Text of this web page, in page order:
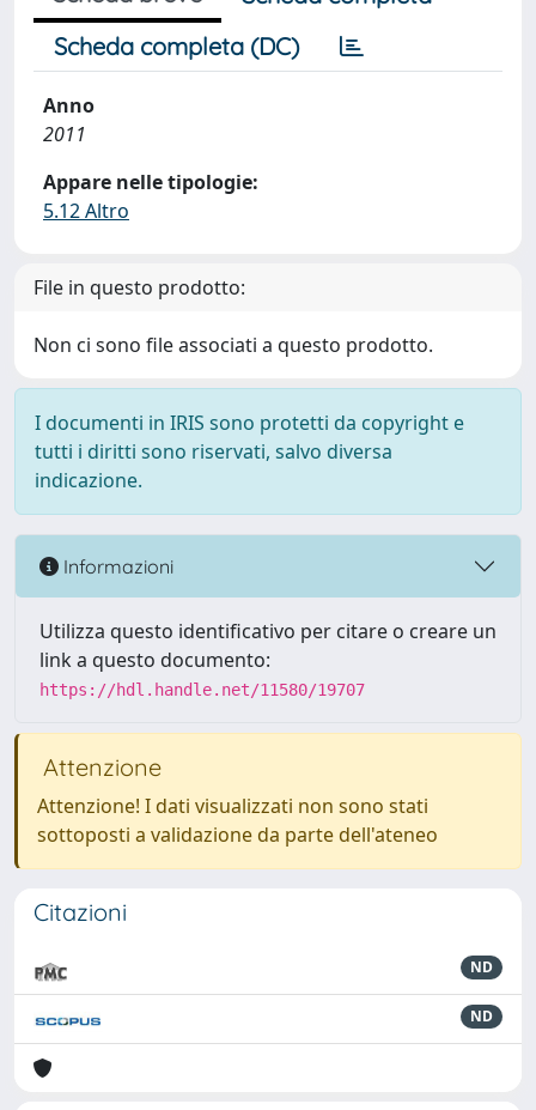
Scheda completa (DC)
Anno
2011
Appare nelle tipologie:
5.12 Altro
File in questo prodotto:
Non ci sono file associati a questo prodotto.
I documenti in IRIS sono protetti da copyright e
tutti i diritti sono riservati, salvo diversa
indicazione.
Informazioni
Utilizza questo identificativo per citare o creare un
link a questo documento:
https://hdl.handle.net/11580/19707
Attenzione
Attenzione! I dati visualizzati non sono stati
sottoposti a validazione da parte dell'ateneo
Citazioni
ND
ND